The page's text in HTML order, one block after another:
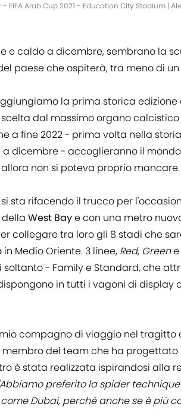
FIFA Arab Cup 2021 - Education City Stadium |
e caldo a dicembre, sembrano la
paese che ospiterà, tra meno di
la prima storica
scelta dal massimo organo
a fine 2022 - prima volta nella
a dicembre - accoglieranno il
allora non si poteva proprio mancare.
si sta rifacendo il trucco per
West Baye con una metro
collegare tra loro gli 8 stadi che
in Medio Oriente. 3 linee, Red, Greene
soltanto - Family e Standard, che
in tutti i vagoni di display
compagno di viaggio nel tragitto
membro del team che ha progettato
è stata realizzata ispirandosi alla
preferito la spider
Dubai, perché anche se è più